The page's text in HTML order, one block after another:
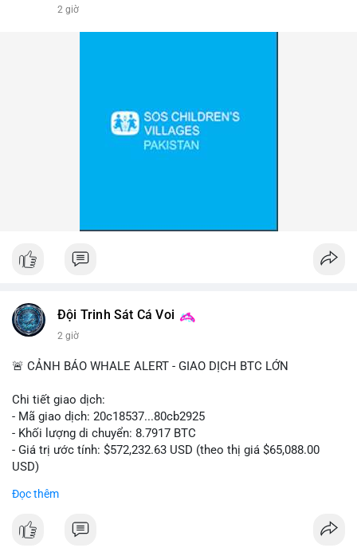
2 giờ
Đội Trinh Sát Cá Voi
2 giờ
🚨 CẢNH BÁO WHALE ALERT - GIAO DỊCH BTC LỚN
Chi tiết giao dịch:
- Mã giao dịch: 20c18537...80cb2925
- Khối lượng di chuyển: 8.7917 BTC
- Giá trị ước tính: $572,232.63 USD (theo thị giá $65,088.00
USD)
Khối lượng 8.79 BTC tương đương hơn nửa triệu USD được di
Đọc thêm